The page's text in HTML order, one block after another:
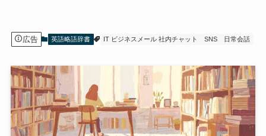
広告 英語略語辞書 IT ビジネスメール 社内チャット SNS 日常会話